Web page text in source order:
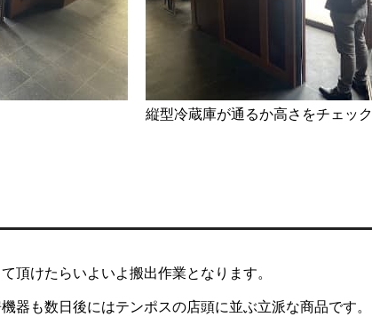
縦型冷蔵庫が通るか高さをチェック
頂けたらいよいよ搬出作業となります。
器も数日後にはテンポスの店頭に並ぶ立派な商品です。